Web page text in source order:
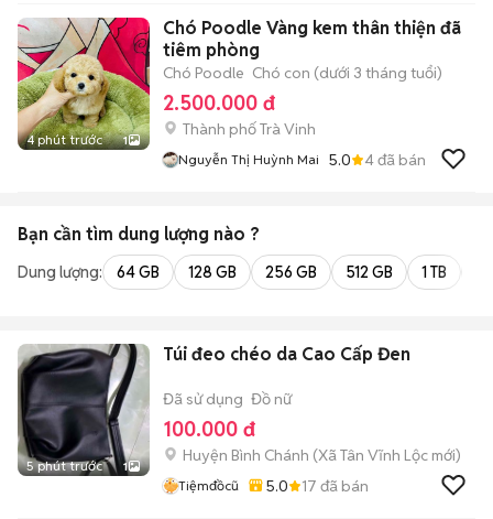
4 phút trước 1
Chó Poodle Vàng kem thân thiện đã
tiêm phòng
Chó Poodle Chó con (dưới 3 tháng tuổi)
2.500.000 đ
Thành phố Trà Vinh
Nguyễn Thị Huỳnh Mai 5.0 4đã bán
Bạn cần tìm dung lượng nào ?
Dung lượng: 64 GB 128 GB 256 GB 512 GB 1 TB
5 phút trước 1
Túi đeo chéo da Cao Cấp Đen
Đã sử dụng Đồ nữ
100.000 đ
Huyện Bình Chánh (Xã Tân Vĩnh Lộc mới)
Tiệmđồcũ 5.0 17 đã bán